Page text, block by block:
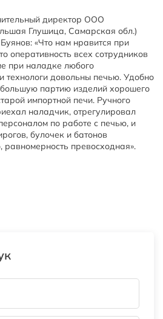
директор ООО
Глушица, Самарская обл.)
«Что нам нравится при
оперативность всех сотрудников
при наладке любого
технологи довольны печью. Удобно
партию изделий хорошего
импортной печи. Ручного
наладчик, отрегулировал
по работе с печью, и
булочек и батонов
равномерность превосходная».